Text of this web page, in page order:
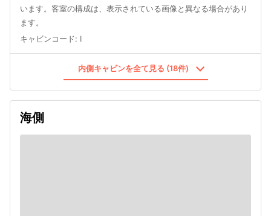
います。客室の構成は、表示されている画像と異なる場合があり
ます。
キャビンコード: I
内側キャビンを全て見る (18件)
海側